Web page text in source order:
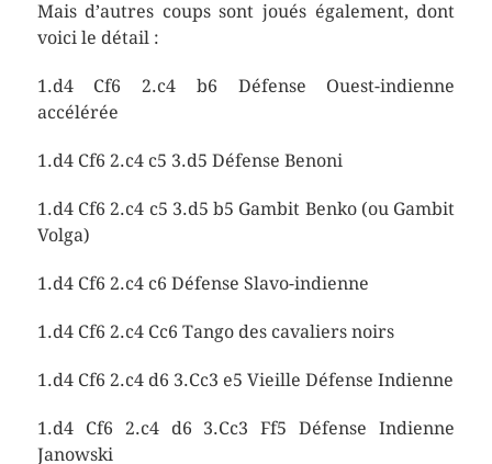
Mais d’autres coups sont joués également, dont
voici le détail :
1.d4 Cf6 2.c4 b6 Défense Ouest-indienne
accélérée
1.d4 Cf6 2.c4 c5 3.d5 Défense Benoni
1.d4 Cf6 2.c4 c5 3.d5 b5 Gambit Benko (ou Gambit
Volga)
1.d4 Cf6 2.c4 c6 Défense Slavo-indienne
1.d4 Cf6 2.c4 Cc6 Tango des cavaliers noirs
1.d4 Cf6 2.c4 d6 3.Cc3 e5 Vieille Défense Indienne
1.d4 Cf6 2.c4 d6 3.Cc3 Ff5 Défense Indienne
Janowski